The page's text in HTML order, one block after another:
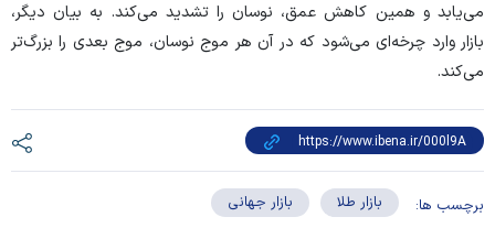
می‌یابد و همین کاهش عمق، نوسان را تشدید می‌کند. به بیان دیگر،
بازار وارد چرخه‌ای می‌شود که در آن هر موج نوسان، موج بعدی را بزرگ‌تر
می‌کند.
برچسب ها: بازار طلا بازار جهانی